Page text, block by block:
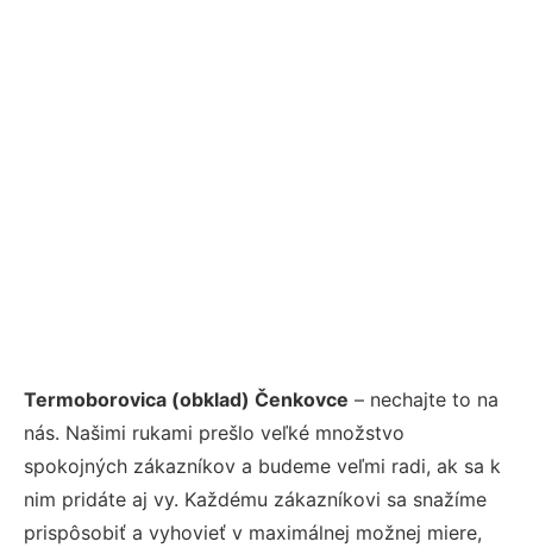
Termoborovica (obklad) Čenkovce – nechajte to na
nás. Našimi rukami prešlo veľké množstvo
spokojných zákazníkov a budeme veľmi radi, ak sa k
nim pridáte aj vy. Každému zákazníkovi sa snažíme
prispôsobiť a vyhovieť v maximálnej možnej miere,